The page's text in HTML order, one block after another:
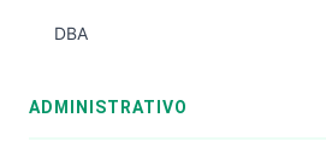
DBA
ADMINISTRATIVO